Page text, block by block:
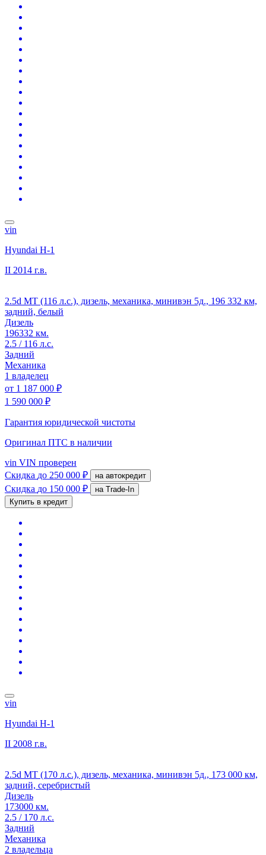
vin
Hyundai H-1
II 2014 г.в.
2.5d MT (116 л.с.), дизель, механика, минивэн 5д., 196 332 км,
задний, белый
Дизель
196332 км.
2.5 / 116 л.с.
Задний
Механика
1 владелец
от 1 187 000 ₽
1 590 000 ₽
Гарантия юридической чистоты
Оригинал ПТС в наличии
vin VIN проверен
Скидка до 250 000 ₽ на автокредит
Скидка до 150 000 ₽
на Trade-In
Купить в кредит
vin
Hyundai H-1
II 2008 г.в.
2.5d MT (170 л.с.), дизель, механика, минивэн 5д., 173 000 км,
задний, серебристый
Дизель
173000 км.
2.5 / 170 л.с.
Задний
Механика
2 владельца